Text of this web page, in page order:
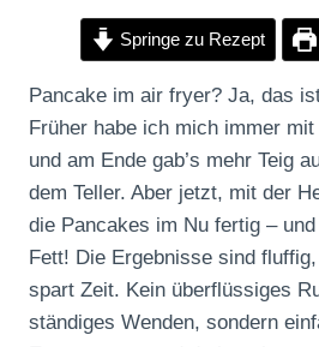
Springe zu Rezept
Pancake im air fryer? Ja, das
Früher habe ich mich immer
und am Ende gab’s mehr Teig
dem Teller. Aber jetzt, mit der
die Pancakes im Nu fertig –
Fett! Die Ergebnisse sind
spart Zeit. Kein überflüssiges
ständiges Wenden, sondern